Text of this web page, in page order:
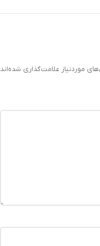
موردنیاز علامت‌گذاری شده‌اند